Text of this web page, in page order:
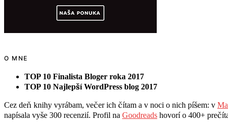
O MNE
TOP 10 Finalista Bloger roka 2017
TOP 10 Najlepší WordPress blog 2017
Cez deň knihy vyrábam, večer ich čítam a v noci o nich píšem: v
napísala vyše 300 recenzií. Profil na Goodreads hovorí o 400+